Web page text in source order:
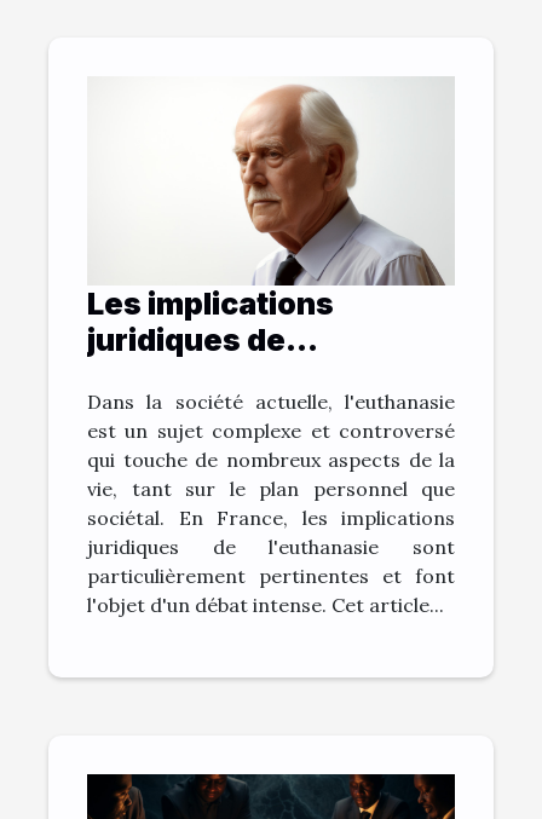
Les implications
juridiques de
Dans la société actuelle, l'euthanasie
est un sujet complexe et controversé
qui touche de nombreux aspects de la
vie, tant sur le plan personnel que
sociétal. En France, les implications
juridiques de l'euthanasie sont
particulièrement pertinentes et font
l'objet d'un débat intense. Cet article...